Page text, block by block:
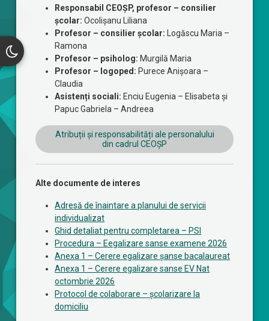
Responsabil CEOȘP, profesor – consilier
școlar:Ocolișanu Liliana
Profesor – consilier școlar:
Logăscu Maria –
Ramona
Profesor – psiholog: Murgilă Maria
Profesor – logoped: Purece Anișoara –
Claudia
Asistenți sociali: Enciu Eugenia – Elisabeta și
Papuc Gabriela – Andreea
Atribuții și responsabilități ale personalului
din cadrul CEOȘP
Alte documente de interes
Adresă de înaintare a planului de servicii
individualizat
Ghid detaliat pentru completarea – PSI
Procedura – Eegalizare sanse examene 2026
Anexa 1 – Cerere egalizare șanse bacalaureat
Anexa 1 – Cerere egalizare sanse EV Nat
octombrie 2026
Protocol de colaborare – școlarizare la
domiciliu